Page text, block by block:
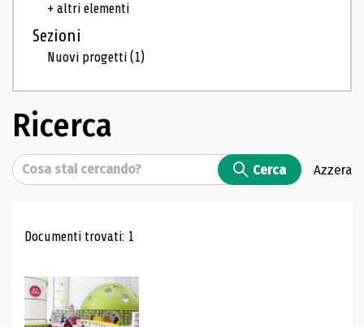
+ altri elementi
Sezioni
Nuovi progetti(1)
Ricerca
Cerca Cerca Azzera
Risultati di ricerca
Documenti trovati: 1